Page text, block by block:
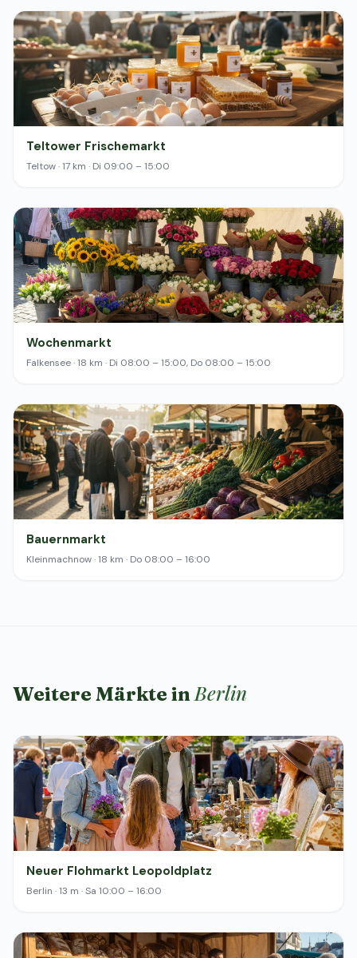
Teltower Frischemarkt
Teltow · 17 km · Di 09:00 – 15:00
Wochenmarkt
Falkensee · 18 km · Di 08:00 – 15:00, Do 08:00 – 15:00
Bauernmarkt
Kleinmachnow · 18 km · Do 08:00 – 16:00
Weitere Märkte inBerlin
Neuer Flohmarkt Leopoldplatz
Berlin · 13 m · Sa 10:00 – 16:00